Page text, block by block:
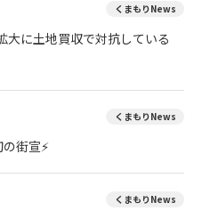
くまもりNews
に土地買収で対抗している
くまもりNews
街宣⚡
くまもりNews